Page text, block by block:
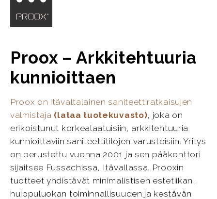
Proox – Arkkitehtuuria
kunnioittaen
Proox on itävaltalainen saniteettiratkaisujen
valmistaja (lataa tuotekuvasto), joka on
erikoistunut korkealaatuisiin, arkkitehtuuria
kunnioittaviin saniteettitilojen varusteisiin. Yritys
on perustettu vuonna 2001 ja sen pääkonttori
sijaitsee Fussachissa, Itävallassa. Prooxin
tuotteet yhdistävät minimalistisen estetiikan,
huippuluokan toiminnallisuuden ja kestävän